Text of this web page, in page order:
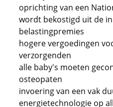
oprichting van een
wordt bekostigd uit de
belastingpremies
hogere vergoedingen
verzorgenden
alle baby's moeten
osteopaten
invoering van een vak
energietechnologie op